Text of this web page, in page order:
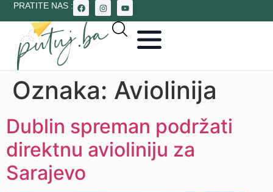
PRATITE NAS :
Oznaka: Aviolinija
Dublin spreman podržati
direktnu avioliniju za
Sarajevo